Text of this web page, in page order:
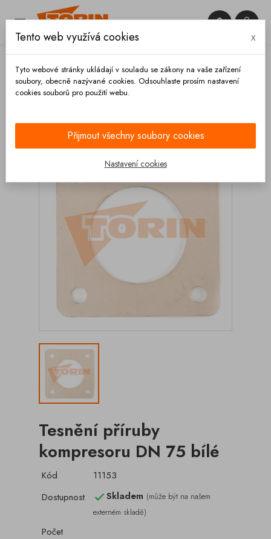
 

Tesnění příruby
kompresoru DN 75 bílé
Kód
11153
Dostupnost
Skladem (může být na našem
externém skladě)
Počet
Tento web využívá cookies x
Tyto webové stránky ukládají v souladu se zákony na vaše zařízení
soubory, obecně nazývané cookies. Odsouhlaste prosím nastavení
cookies souborů pro použití webu.
Přijmout všechny soubory cookies
Nastavení cookies